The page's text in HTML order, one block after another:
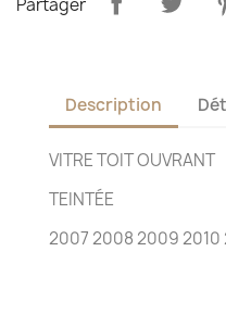
Partager
Description
VITRE TOIT OUVRANT
TEINTÉE
2007 2008 2009 2010